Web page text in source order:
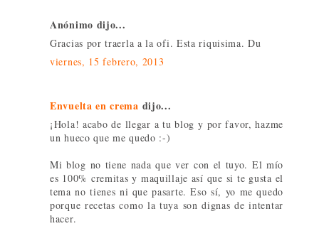
Anónimo dijo...
Gracias por traerla a la ofi. Esta riquisima. Du
viernes, 15 febrero, 2013
Envuelta en crema dijo...
¡Hola! acabo de llegar a tu blog y por favor, hazme
un hueco que me quedo :-)
Mi blog no tiene nada que ver con el tuyo. El mío
es 100% cremitas y maquillaje así que si te gusta el
tema no tienes ni que pasarte. Eso sí, yo me quedo
porque recetas como la tuya son dignas de intentar
hacer.